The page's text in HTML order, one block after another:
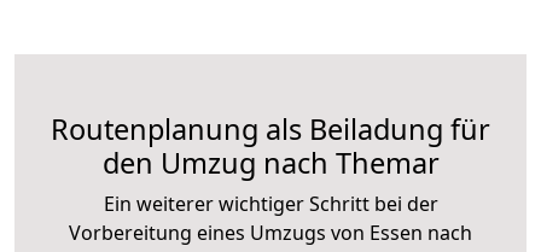
Routenplanung als Beiladung für
den Umzug nach Themar
Ein weiterer wichtiger Schritt bei der
Vorbereitung eines Umzugs von Essen nach